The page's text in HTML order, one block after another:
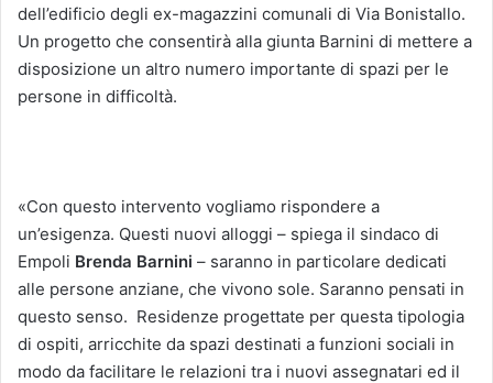
dell’edificio degli ex-magazzini comunali di Via Bonistallo.
Un progetto che consentirà alla giunta Barnini di mettere a
disposizione un altro numero importante di spazi per le
persone in difficoltà.
«Con questo intervento vogliamo rispondere a
un’esigenza. Questi nuovi alloggi – spiega il sindaco di
Empoli Brenda Barnini – saranno in particolare dedicati
alle persone anziane, che vivono sole. Saranno pensati in
questo senso. Residenze progettate per questa tipologia
di ospiti, arricchite da spazi destinati a funzioni sociali in
modo da facilitare le relazioni tra i nuovi assegnatari ed il